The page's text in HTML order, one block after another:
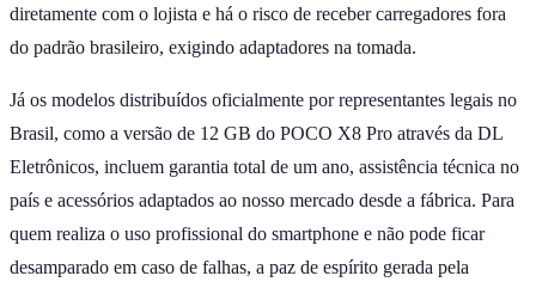
diretamente com o lojista e há o risco de receber carregadores fora
do padrão brasileiro, exigindo adaptadores na tomada.
Já os modelos distribuídos oficialmente por representantes legais no
Brasil, como a versão de 12 GB do POCO X8 Pro através da DL
Eletrônicos, incluem garantia total de um ano, assistência técnica no
país e acessórios adaptados ao nosso mercado desde a fábrica. Para
quem realiza o uso profissional do smartphone e não pode ficar
desamparado em caso de falhas, a paz de espírito gerada pela